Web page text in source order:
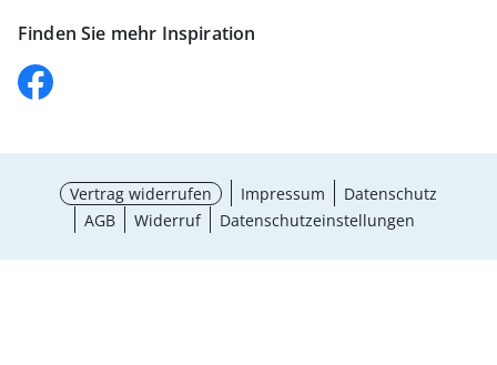
Finden Sie mehr Inspiration
Vertrag widerrufen Impressum
Datenschutz
AGB
Widerruf Datenschutzeinstellungen